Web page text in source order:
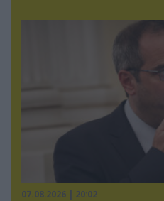
07.08.2026 | 20:02